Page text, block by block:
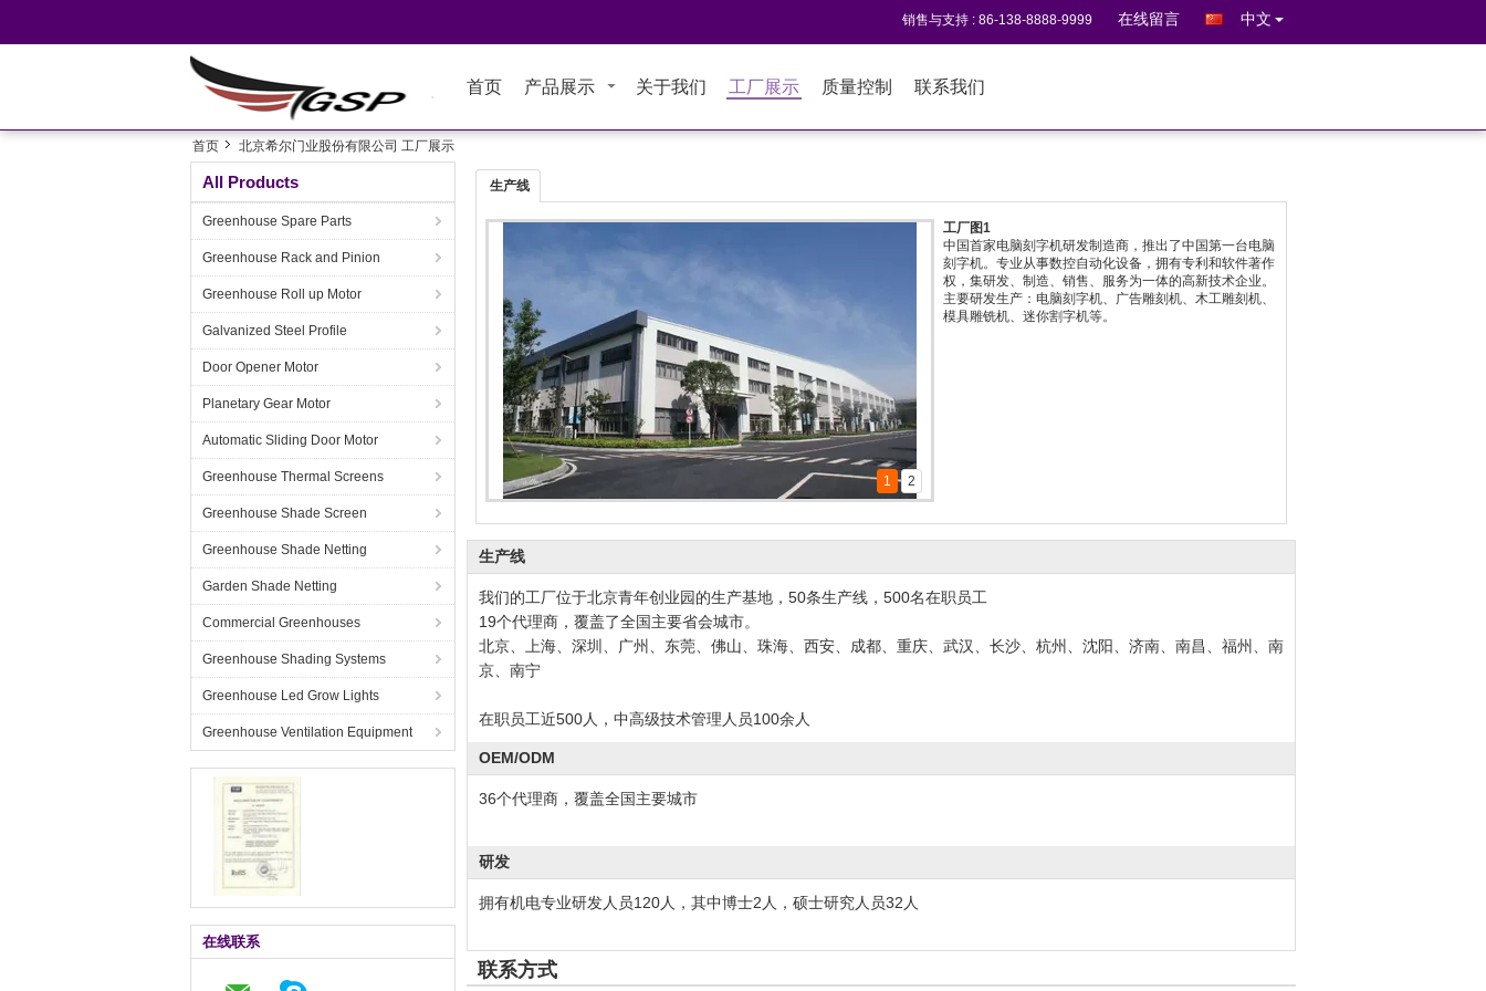
销售与支持 : 86-138-8888-9999 在线留言 中文
首页 产品展示 关于我们 工厂展示 质量控制 联系我们
首页 北京希尔门业股份有限公司 工厂展示
All Products
Greenhouse Spare Parts
Greenhouse Rack and Pinion
Greenhouse Roll up Motor
Galvanized Steel Profile
Door Opener Motor
Planetary Gear Motor
Automatic Sliding Door Motor
Greenhouse Thermal Screens
Greenhouse Shade Screen
Greenhouse Shade Netting
Garden Shade Netting
Commercial Greenhouses
Greenhouse Shading Systems
Greenhouse Led Grow Lights
Greenhouse Ventilation Equipment
在线联系
生产线
1
2
工厂图2
工厂图2
公司全面通过ISO9001国际质量认证，公司产品具有多项
国家有关专业认证和国际认证。产品销往海外80多个国家
和地区，“皮卡”已成为数控自动化设备领域的知名品牌。
创造机电先后获得 “深圳市高新技术企业”，“深圳市电
子学会高级团体会员”，“深圳市机械行业协会理事会员”等
生产线
我们的工厂位于北京青年创业园的生产基地，50条生产线，500名在职员工
19个代理商，覆盖了全国主要省会城市。
北京、上海、深圳、广州、东莞、佛山、珠海、西安、成都、重庆、武汉、长沙、杭州、沈阳、济南、南昌、福州、南
京、南宁
在职员工近500人，中高级技术管理人员100余人
OEM/ODM
36个代理商，覆盖全国主要城市
研发
拥有机电专业研发人员120人，其中博士2人，硕士研究人员32人
联系方式